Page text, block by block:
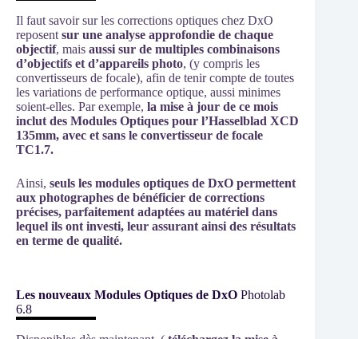
Il faut savoir sur les corrections optiques chez DxO
reposent sur une analyse approfondie de chaque
objectif, mais aussi sur de multiples combinaisons
d’objectifs et d’appareils photo, (y compris les
convertisseurs de focale), afin de tenir compte de toutes
les variations de performance optique, aussi minimes
soient-elles. Par exemple, la mise à jour de ce mois
inclut des Modules Optiques pour l’Hasselblad XCD
135mm, avec et sans le convertisseur de focale
TC1.7.
Ainsi, seuls les modules optiques de DxO permettent
aux photographes de bénéficier de corrections
précises, parfaitement adaptées au matériel dans
lequel ils ont investi, leur assurant ainsi des résultats
en terme de qualité.
Les nouveaux Modules Optiques de DxO Photolab
6.8